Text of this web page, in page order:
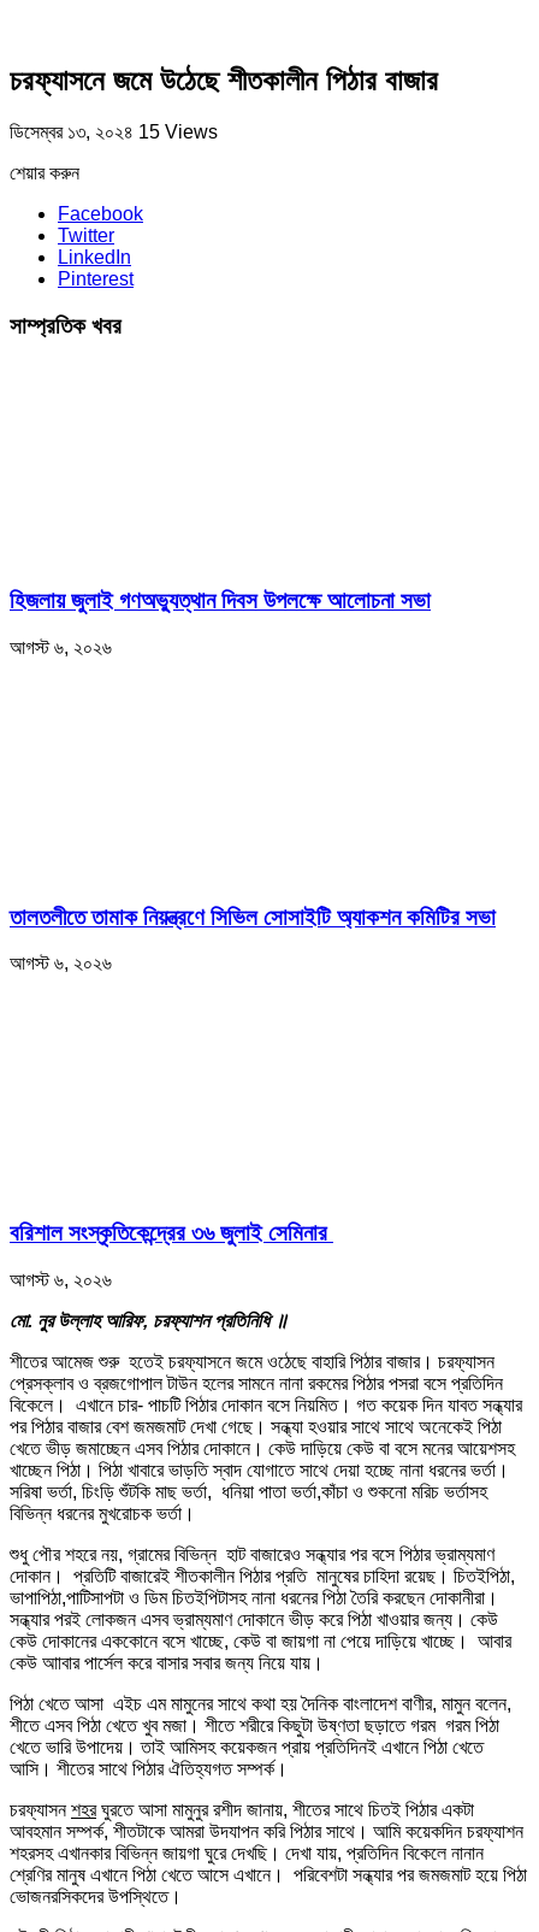
চরফ্যাসনে জমে উঠেছে শীতকালীন পিঠার বাজার
ডিসেম্বর ১৩, ২০২৪ 15 Views
শেয়ার করুন
Facebook
Twitter
LinkedIn
Pinterest
সাম্প্রতিক খবর
হিজলায় জুলাই গণঅভ্যুত্থান দিবস উপলক্ষে আলোচনা সভা
আগস্ট ৬, ২০২৬
তালতলীতে তামাক নিয়ন্ত্রণে সিভিল সোসাইটি অ্যাকশন কমিটির সভা
আগস্ট ৬, ২০২৬
বরিশাল সংস্কৃতিকেন্দ্রের ৩৬ জুলাই সেমিনার
আগস্ট ৬, ২০২৬
মো. নুর উল্লাহ আরিফ, চরফ্যাশন প্রতিনিধি ‍॥
শীতের আমেজ শুরু হতেই চরফ্যাসনে জমে ওঠেছে বাহারি পিঠার বাজার। চরফ্যাসন
প্রেসক্লাব ও ব্রজগোপাল টাউন হলের সামনে নানা রকমের পিঠার পসরা বসে প্রতিদিন
বিকেলে। এখানে চার- পাচটি পিঠার দোকান বসে নিয়মিত। গত কয়েক দিন যাবত সন্ধ্যার
পর পিঠার বাজার বেশ জমজমাট দেখা গেছে। সন্ধ্যা হওয়ার সাথে সাথে অনেকেই পিঠা
খেতে ভীড় জমাচ্ছেন এসব পিঠার দোকানে। কেউ দাড়িয়ে কেউ বা বসে মনের আয়েশসহ
খাচ্ছেন পিঠা। পিঠা খাবারে ভাড়তি স্বাদ যোগাতে সাথে দেয়া হচ্ছে নানা ধরনের ভর্তা।
সরিষা ভর্তা, চিংড়ি শুঁটকি মাছ ভর্তা, ধনিয়া পাতা ভর্তা,কাঁচা ও শুকনো মরিচ ভর্তাসহ
বিভিন্ন ধরনের মুখরোচক ভর্তা।
শুধু পৌর শহরে নয়, গ্রামের বিভিন্ন হাট বাজারেও সন্ধ্যার পর বসে পিঠার ভ্রাম্যমাণ
দোকান। প্রতিটি বাজারেই শীতকালীন পিঠার প্রতি মানুষের চাহিদা রয়েছ। চিতইপিঠা,
ভাপাপিঠা,পাটিসাপটা ও ডিম চিতইপিটাসহ নানা ধরনের পিঠা তৈরি করছেন দোকানীরা।
সন্ধ্যার পরই লোকজন এসব ভ্রাম্যমাণ দোকানে ভীড় করে পিঠা খাওয়ার জন্য। কেউ
কেউ দোকানের এককোনে বসে খাচ্ছে, কেউ বা জায়গা না পেয়ে দাড়িয়ে খাচ্ছে। আবার
কেউ আাবার পার্সেল করে বাসার সবার জন্য নিয়ে যায়।
পিঠা খেতে আসা এইচ এম মামুনের সাথে কথা হয় দৈনিক বাংলাদেশ বাণীর, মামুন বলেন,
শীতে এসব পিঠা খেতে খুব মজা। শীতে শরীরে কিছুটা উষ্ণতা ছড়াতে গরম গরম পিঠা
খেতে ভারি উপাদেয়। তাই আমিসহ কয়েকজন প্রায় প্রতিদিনই এখানে পিঠা খেতে
আসি। শীতের সাথে পিঠার ঐতিহ্যগত সম্পর্ক।
চরফ্যাসনশহরঘুরতে আসা মামুনুর রশীদ জানায়, শীতের সাথে চিতই পিঠার একটা
আবহমান সম্পর্ক, শীতটাকে আমরা উদযাপন করি পিঠার সাথে। আমি কয়েকদিন চরফ্যাশন
শহরসহ এখানকার বিভিন্ন জায়গা ঘুরে দেখছি। দেখা যায়, প্রতিদিন বিকেলে নানান
শ্রেণির মানুষ এখানে পিঠা খেতে আসে এখানে। পরিবেশটা সন্ধ্যার পর জমজমাট হয়ে পিঠা
ভোজনরসিকদের উপস্থিতে।